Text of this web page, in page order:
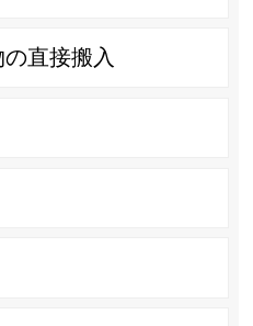
直接搬入